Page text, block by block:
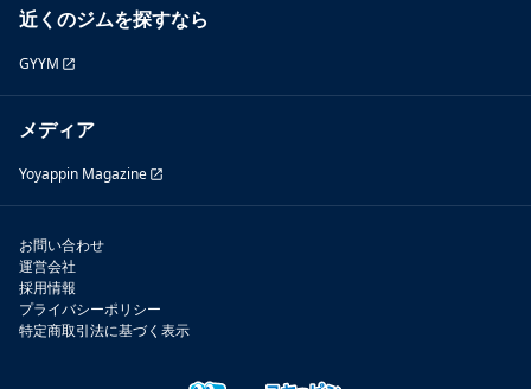
近くのジムを探すなら
GYYM
メディア
Yoyappin Magazine
お問い合わせ
運営会社
採用情報
プライバシーポリシー
特定商取引法に基づく表示